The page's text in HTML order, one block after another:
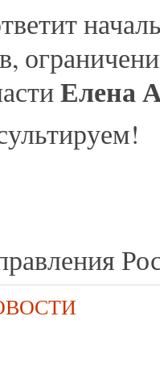
Елена